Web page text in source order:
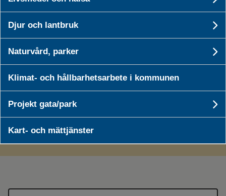
Djur och lantbruk
Naturvård, parker
Klimat- och hållbarhetsarbete i kommunen
Projekt gata/park
Kart- och mättjänster
Bygga, bo och miljö
Mina sidor VA &
avfall
återvinna
Detaljplaner